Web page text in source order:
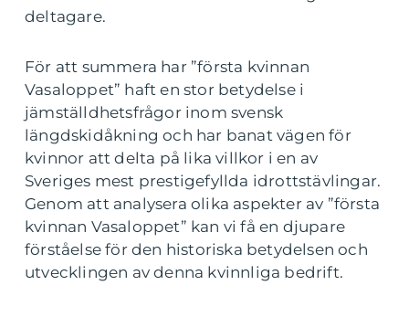
deltagare.
För att summera har ”första kvinnan
Vasaloppet” haft en stor betydelse i
jämställdhetsfrågor inom svensk
längdskidåkning och har banat vägen för
kvinnor att delta på lika villkor i en av
Sveriges mest prestigefyllda idrottstävlingar.
Genom att analysera olika aspekter av ”första
kvinnan Vasaloppet” kan vi få en djupare
förståelse för den historiska betydelsen och
utvecklingen av denna kvinnliga bedrift.